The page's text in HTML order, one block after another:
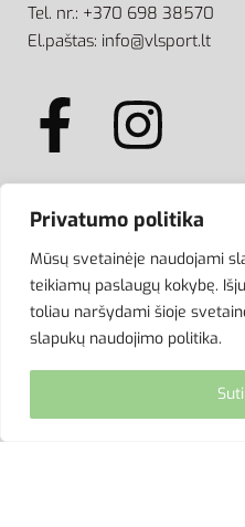
Privatumo politika
Mūsų svetainėje naudojami
teikiamų paslaugų kokybę.
toliau naršydami šioje
slapukų naudojimo politika.
Tel. nr.: +370 698 38570
El.paštas: info@vlsport.lt
ATSISKAITYMAS